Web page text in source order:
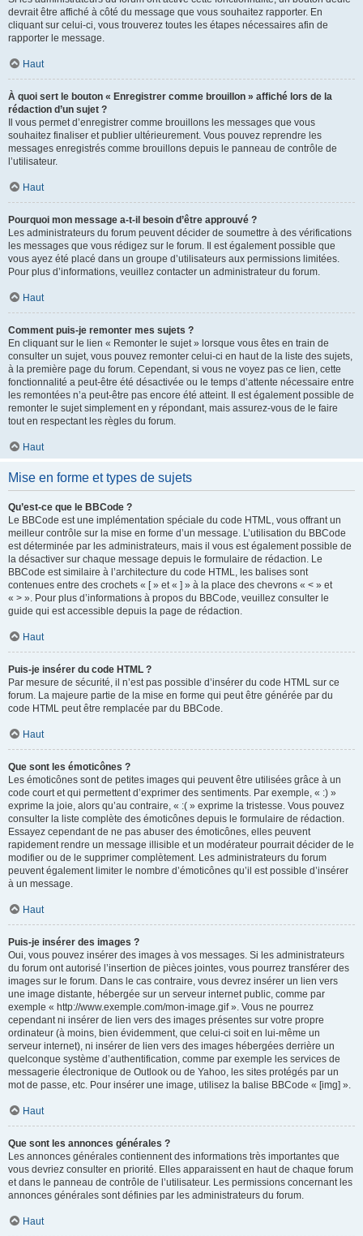
devrait être affiché à côté du message que vous souhaitez rapporter. En
cliquant sur celui-ci, vous trouverez toutes les étapes nécessaires afin de
rapporter le message.
Haut
À quoi sert le bouton « Enregistrer comme brouillon » affiché lors de la
rédaction d’un sujet ?
Il vous permet d’enregistrer comme brouillons les messages que vous
souhaitez finaliser et publier ultérieurement. Vous pouvez reprendre les
messages enregistrés comme brouillons depuis le panneau de contrôle de
l’utilisateur.
Haut
Pourquoi mon message a-t-il besoin d’être approuvé ?
Les administrateurs du forum peuvent décider de soumettre à des vérifications
les messages que vous rédigez sur le forum. Il est également possible que
vous ayez été placé dans un groupe d’utilisateurs aux permissions limitées.
Pour plus d’informations, veuillez contacter un administrateur du forum.
Haut
Comment puis-je remonter mes sujets ?
En cliquant sur le lien « Remonter le sujet » lorsque vous êtes en train de
consulter un sujet, vous pouvez remonter celui-ci en haut de la liste des sujets,
à la première page du forum. Cependant, si vous ne voyez pas ce lien, cette
fonctionnalité a peut-être été désactivée ou le temps d’attente nécessaire entre
les remontées n’a peut-être pas encore été atteint. Il est également possible de
remonter le sujet simplement en y répondant, mais assurez-vous de le faire
tout en respectant les règles du forum.
Haut
Mise en forme et types de sujets
Qu’est-ce que le BBCode ?
Le BBCode est une implémentation spéciale du code HTML, vous offrant un
meilleur contrôle sur la mise en forme d’un message. L’utilisation du BBCode
est déterminée par les administrateurs, mais il vous est également possible de
la désactiver sur chaque message depuis le formulaire de rédaction. Le
BBCode est similaire à l’architecture du code HTML, les balises sont
contenues entre des crochets « [ » et « ] » à la place des chevrons « < » et
« > ». Pour plus d’informations à propos du BBCode, veuillez consulter le
guide qui est accessible depuis la page de rédaction.
Haut
Puis-je insérer du code HTML ?
Par mesure de sécurité, il n’est pas possible d’insérer du code HTML sur ce
forum. La majeure partie de la mise en forme qui peut être générée par du
code HTML peut être remplacée par du BBCode.
Haut
Que sont les émoticônes ?
Les émoticônes sont de petites images qui peuvent être utilisées grâce à un
code court et qui permettent d’exprimer des sentiments. Par exemple, « :) »
exprime la joie, alors qu’au contraire, « :( » exprime la tristesse. Vous pouvez
consulter la liste complète des émoticônes depuis le formulaire de rédaction.
Essayez cependant de ne pas abuser des émoticônes, elles peuvent
rapidement rendre un message illisible et un modérateur pourrait décider de le
modifier ou de le supprimer complètement. Les administrateurs du forum
peuvent également limiter le nombre d’émoticônes qu’il est possible d’insérer
à un message.
Haut
Puis-je insérer des images ?
Oui, vous pouvez insérer des images à vos messages. Si les administrateurs
du forum ont autorisé l’insertion de pièces jointes, vous pourrez transférer des
images sur le forum. Dans le cas contraire, vous devrez insérer un lien vers
une image distante, hébergée sur un serveur internet public, comme par
exemple « http://www.exemple.com/mon-image.gif ». Vous ne pourrez
cependant ni insérer de lien vers des images présentes sur votre propre
ordinateur (à moins, bien évidemment, que celui-ci soit en lui-même un
serveur internet), ni insérer de lien vers des images hébergées derrière un
quelconque système d’authentification, comme par exemple les services de
messagerie électronique de Outlook ou de Yahoo, les sites protégés par un
mot de passe, etc. Pour insérer une image, utilisez la balise BBCode « [img] ».
Haut
Que sont les annonces générales ?
Les annonces générales contiennent des informations très importantes que
vous devriez consulter en priorité. Elles apparaissent en haut de chaque forum
et dans le panneau de contrôle de l’utilisateur. Les permissions concernant les
annonces générales sont définies par les administrateurs du forum.
Haut